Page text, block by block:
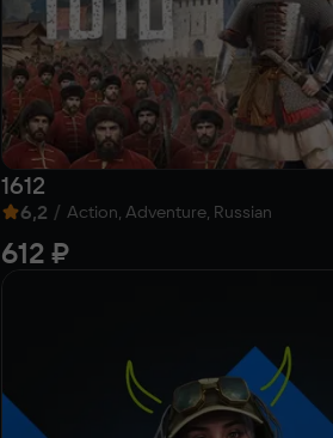
1612
6,2 / Action, Adventure, Russian
612 ₽